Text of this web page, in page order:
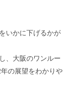
いかに下げるかが
、大阪のワンルー
年の展望をわかりや